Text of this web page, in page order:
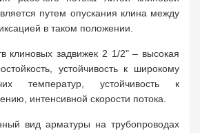
путем опускания клина между
в таком положении.
клиновых задвижек 2 1/2" – высокая
устойчивость к широкому
температур, устойчивость к
интенсивной скорости потока.
вид арматуры на трубопроводах